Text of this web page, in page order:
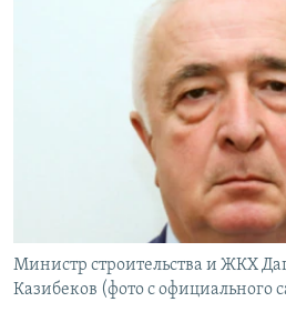
КАВКАЗ.РЕАЛИИ
СЕВЕР.РЕАЛИИ
СИБИРЬ.РЕАЛИИ
РАСПИСАНИЕ ВЕЩАНИЯ
ПОДПИШИТЕСЬ НА РАССЫЛКУ
Министр строительства и ЖКХ
Казибеков (фото с официального